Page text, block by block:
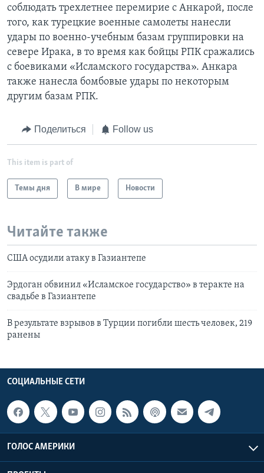
соблюдать трехлетнее перемирие с Анкарой, после
того, как турецкие военные самолеты нанесли
удары по военно-учебным базам группировки на
севере Ирака, в то время как бойцы РПК сражались
с боевиками «Исламского государства». Анкара
также нанесла бомбовые удары по некоторым
другим базам РПК.
Поделиться Follow us
This item is part of
Темы дня В мире Новости
Читайте также
США осудили атаку в Газиантепе
Эрдоган обвинил «Исламское государство» в теракте на
свадьбе в Газиантепе
В результате взрывов в Турции погибли шесть человек, 219
ранены
СОЦИАЛЬНЫЕ СЕТИ
ГОЛОС АМЕРИКИ